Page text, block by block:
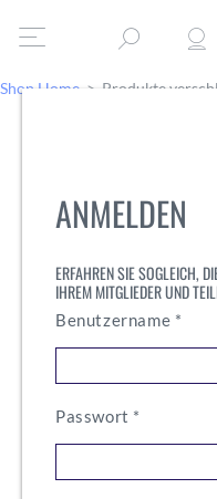
Shop Home > Produkte
ANMELDEN
ERFAHREN SIE SOGLEICH,
IHREM MITGLIEDER UND
Benutzername *
Passwort *